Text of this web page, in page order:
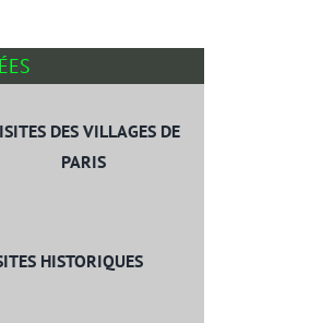
DES VILLAGES DE
PARIS
HISTORIQUES